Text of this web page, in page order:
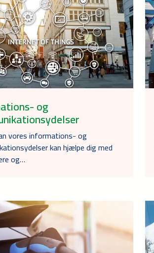
og
vores informations- og
kan hjælpe dig med
og…